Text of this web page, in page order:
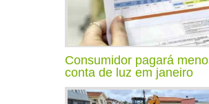
Consumidor pagará
conta de luz em janeiro